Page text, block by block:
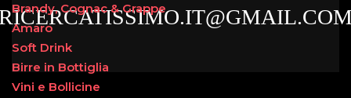
Brandy, Cognac & Grappe
Amaro
Soft Drink
Birre in Bottiglia
Vini e Bollicine